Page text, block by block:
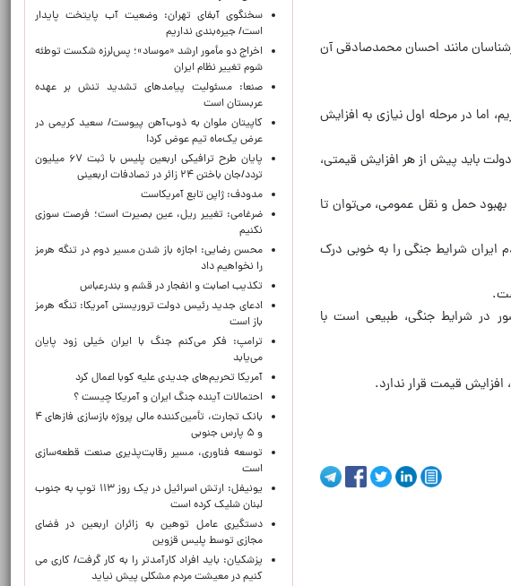
مانند احسان محمدصادقی آن
در مرحله اول نیازی به افزایش
باید پیش از هر افزایش قیمتی،
بهبود حمل و نقل عمومی، می‌توان تا
مردم ایران شرایط جنگی را به خوبی درک
در شرایط جنگی، طبیعی است با
قیمت قرار ندارد.
سخنگوی آبفای تهران: وضعیت آب پایتخت پایدار
است/ جیره‌بندی نداریم
اخراج دو مأمور ارشد «موساد»؛ پس‌لرزه شکست توطئه
شوم تغییر نظام ایران
صنعا: مسئولیت پیامدهای تشدید تنش بر عهده
عربستان است
کاپیتان ملوان به ذوب‌آهن پیوست/ سعید کریمی در
عرض یک‌ماه تیم عوض کرد!
پایان طرح ترافیکی اربعین پلیس با ثبت ۶۷ میلیون
تردد/جان باختن ۲۴ زائر در تصادفات اربعینی
مدودف: ژاپن تابع آمریکاست
ضرغامی: تغییر ریل، عین بصیرت است؛ فرصت سوزی
نکنیم
محسن رضایی: اجازه باز شدن مسیر دوم در تنگه هرمز
را نخواهیم داد
تکذیب اصابت و انفجار در قشم و بندرعباس
ادعای جدید رئیس دولت تروریستی آمریکا: تنگه هرمز
باز است
ترامپ: فکر می‌کنم جنگ با ایران خیلی زود پایان
می‌یابد
آمریکا تحریم‌های جدیدی علیه کوبا اعمال کرد
احتمالات آینده جنگ ایران و آمریکا چیست ؟
بانک تجارت، تأمین‌کننده مالی پروژه بازسازی فازهای ۴
و ۵ پارس جنوبی
توسعه فناوری، مسیر رقابت‌پذیری صنعت قطعه‌سازی
است
یونیفل: ارتش اسرائیل در یک روز ۱۱۳ توپ به جنوب
لبنان شلیک کرده است
دستگیری عامل توهین به زائران اربعین در فضای
مجازی توسط پلیس قزوین
پزشکیان: باید افراد کارآمدتر را به کار گرفت/ کاری می
کنیم در معیشت مردم مشکلی پیش نیاید